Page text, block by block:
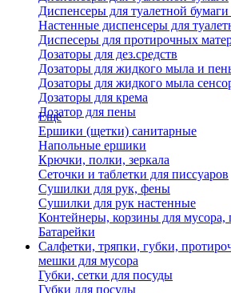
Диспенсеры для туалетной
Настенные диспенсеры для
Диспесеры для протирочных
Дозаторы для дез.средств
Дозаторы для жидкого мыла и
Дозаторы для жидкого мыла
Дозаторы для крема
Дозатор для пены
Еще
Ершики (щетки) санитарные
Напольные ершики
Крючки, полки, зеркала
Сеточки и таблетки для писсуаров
Сушилки для рук, фены
Сушилки для рук настенные
Контейнеры, корзины для мусора,
Батарейки
Салфетки, тряпки, губки,
мешки для мусора
Губки, сетки для посуды
Губки для посуды